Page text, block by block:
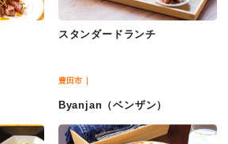
スタンダードランチ
豊田市
Byanjan（ベンザン）